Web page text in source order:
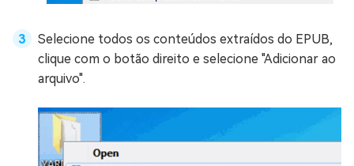
Selecione todos os conteúdos extraídos do EPUB,
clique com o botão direito e selecione "Adicionar ao
arquivo".